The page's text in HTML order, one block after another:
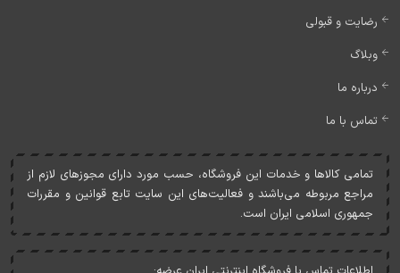
رضایت و قبولی
وبلاگ
درباره ما
تماس با ما
تمامی کالاها و خدمات اين فروشگاه، حسب مورد دارای مجوزهای لازم از
مراجع مربوطه می‌باشند و فعاليت‌های اين سايت تابع قوانين و مقررات
جمهوری اسلامی ايران است.